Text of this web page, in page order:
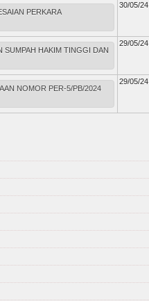
PERKARA
30/05/24
SUMPAH HAKIM TINGGI DAN
29/05/24
NOMOR PER-5/PB/2024
29/05/24